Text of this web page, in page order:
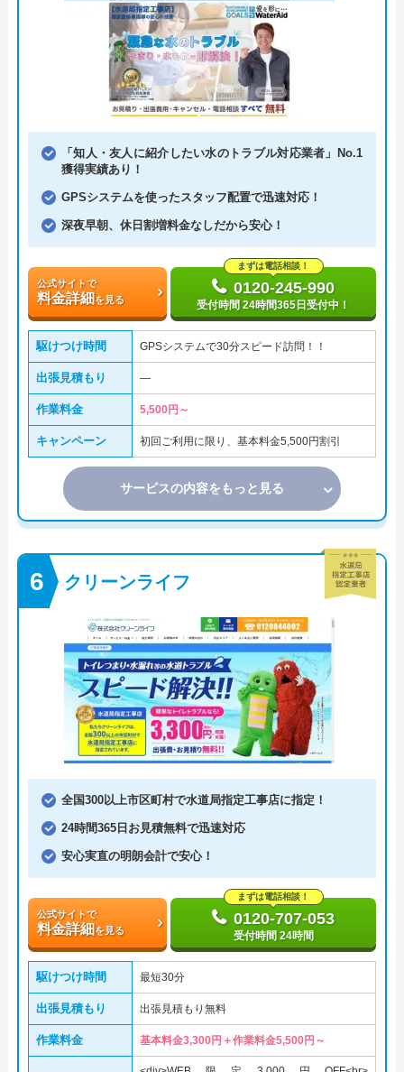
「知人・友人に紹介したい水のトラブル対応業者」No.1
獲得実績あり！
GPSシステムを使ったスタッフ配置で迅速対応！
深夜早朝、休日割増料金なしだから安心！
公式サイトで
料金詳細を見る
まずは電話相談！
0120-245-990
受付時間 24時間365日受付中！
駆けつけ時間 GPSシステムで30分スピード訪問！！
出張見積もり ―
作業料金 5,500円～
キャンペーン 初回ご利用に限り、基本料金5,500円割引
サービスの内容をもっと見る
クリーンライフ
全国300以上市区町村で水道局指定工事店に指定！
24時間365日お見積無料で迅速対応
安心実直の明朗会計で安心！
公式サイトで
料金詳細を見る
まずは電話相談！
0120-707-053
受付時間 24時間
駆けつけ時間 最短30分
出張見積もり 出張見積もり無料
作業料金 基本料金3,300円＋作業料金5,500円～